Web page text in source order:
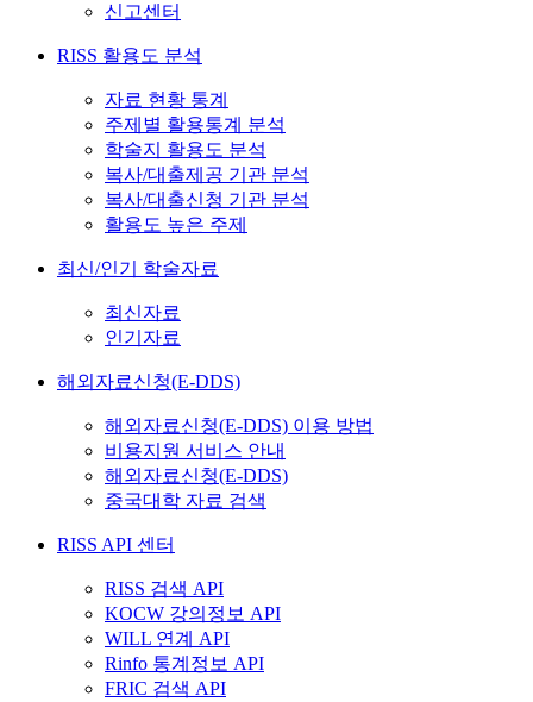
신고센터
RISS 활용도 분석
자료 현황 통계
주제별 활용통계 분석
학술지 활용도 분석
복사/대출제공 기관 분석
복사/대출신청 기관 분석
활용도 높은 주제
최신/인기 학술자료
최신자료
인기자료
해외자료신청(E-DDS)
해외자료신청(E-DDS) 이용 방법
비용지원 서비스 안내
해외자료신청(E-DDS)
중국대학 자료 검색
RISS API 센터
RISS 검색 API
KOCW 강의정보 API
WILL 연계 API
Rinfo 통계정보 API
FRIC 검색 API